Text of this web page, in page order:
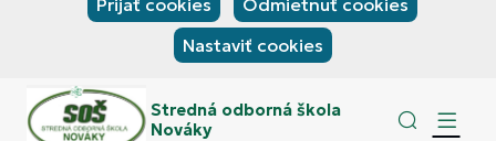
Prijať cookies
Odmietnuť cookies
Nastaviť cookies
Stredná odborná škola
Nováky